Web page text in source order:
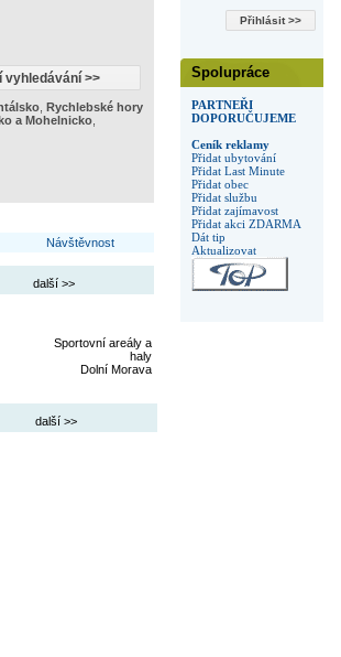
Spolupráce
PARTNEŘI
DOPORUČUJEME
Ceník reklamy
Přidat ubytování
Přidat Last Minute
Přidat obec
Přidat službu
Přidat zajímavost
Přidat akci ZDARMA
Dát tip
Aktualizovat
, Rychlebské hory
a Mohelnicko,
Návštěvnost
další >>
Sportovní areály a
haly
Dolní Morava
další >>